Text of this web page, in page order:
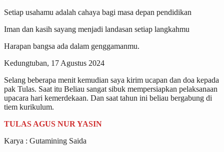
Setiap usahamu adalah cahaya bagi masa depan pendidikan
Iman dan kasih sayang menjadi landasan setiap langkahmu
Harapan bangsa ada dalam genggamanmu.
Kedungtuban, 17 Agustus 2024
Selang beberapa menit kemudian saya kirim ucapan dan doa kepada
pak Tulas. Saat itu Beliau sangat sibuk mempersiapkan pelaksanaan
upacara hari kemerdekaan. Dan saat tahun ini beliau bergabung di
tiem kurikulum.
TULAS AGUS NUR YASIN
Karya : Gutamining Saida